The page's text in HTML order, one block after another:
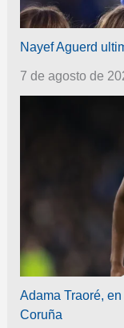
Nayef Aguerd
7 de agosto de
Adama Traoré,
Coruña